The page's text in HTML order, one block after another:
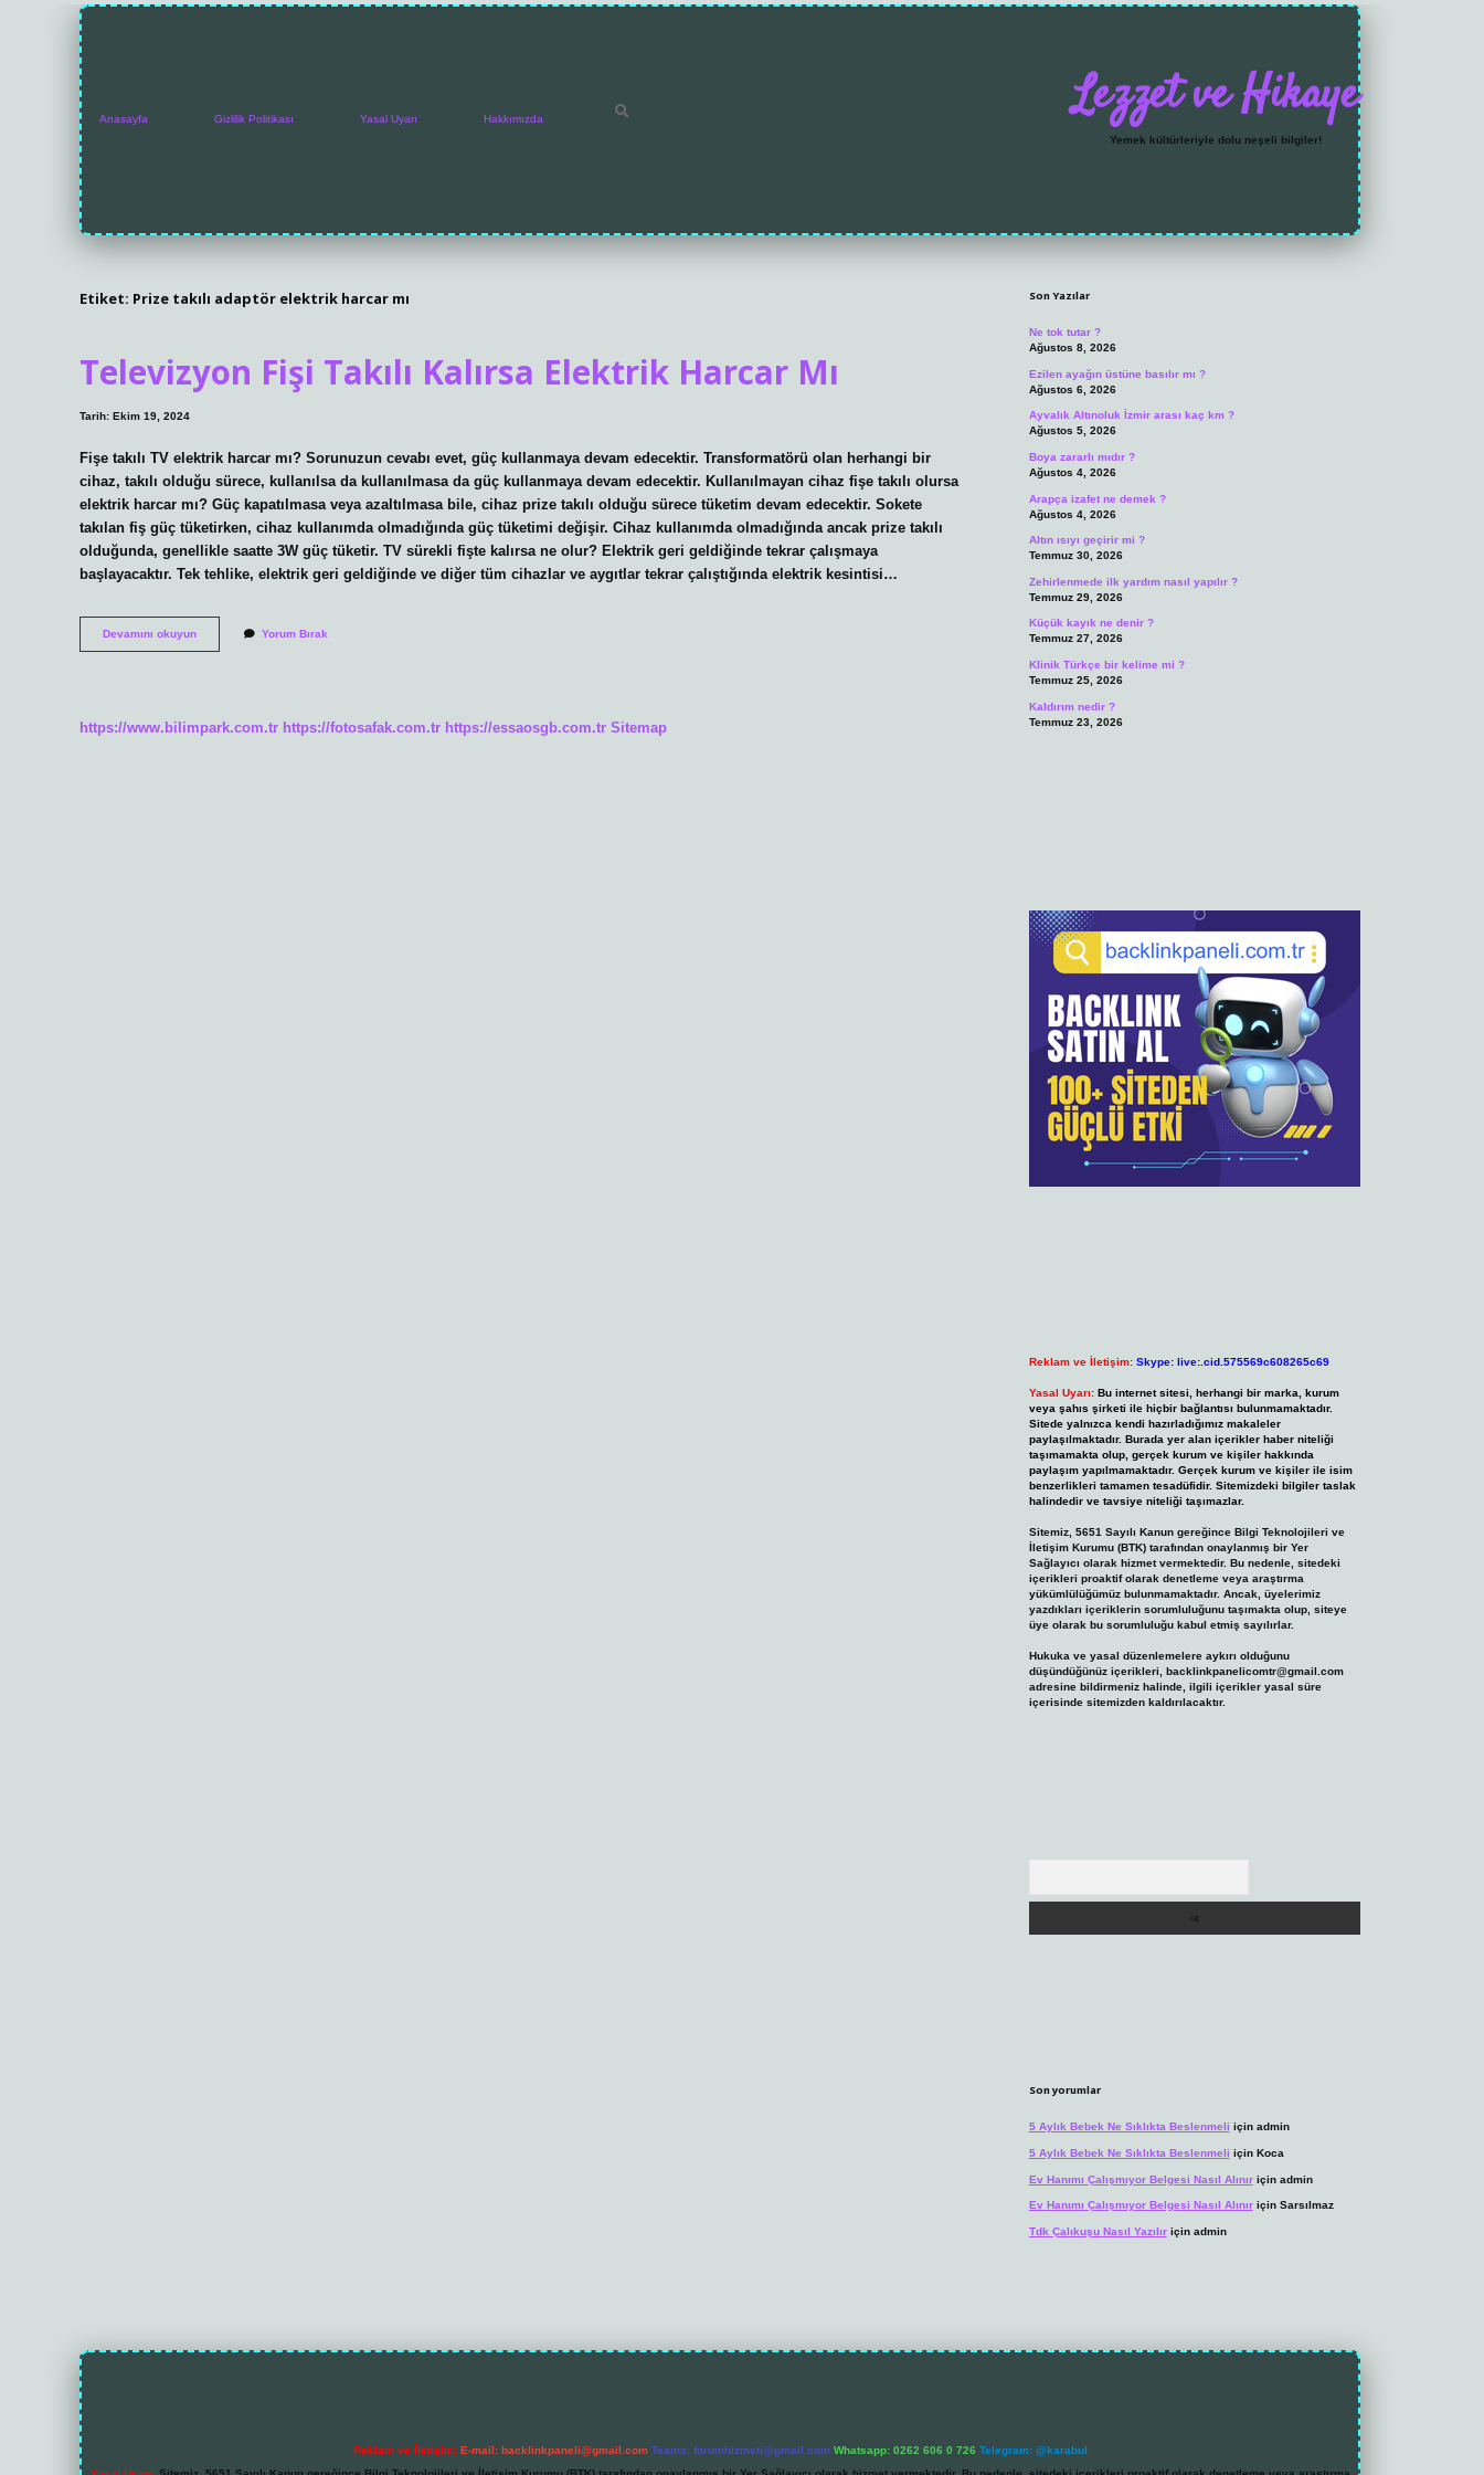
Anasayfa Gizlilik Politikası Yasal Uyarı Hakkımızda Lezzet ve Hikaye
Yemek kültürleriyle dolu neşeli bilgiler!
Etiket: Prize takılı adaptör elektrik harcar mı
Televizyon Fişi Takılı Kalırsa Elektrik Harcar Mı
Tarih: Ekim 19, 2024
Fişe takılı TV elektrik harcar mı? Sorunuzun cevabı evet, güç kullanmaya devam edecektir. Transformatörü olan herhangi bir
cihaz, takılı olduğu sürece, kullanılsa da kullanılmasa da güç kullanmaya devam edecektir. Kullanılmayan cihaz fişe takılı olursa
elektrik harcar mı? Güç kapatılmasa veya azaltılmasa bile, cihaz prize takılı olduğu sürece tüketim devam edecektir. Sokete
takılan fiş güç tüketirken, cihaz kullanımda olmadığında güç tüketimi değişir. Cihaz kullanımda olmadığında ancak prize takılı
olduğunda, genellikle saatte 3W güç tüketir. TV sürekli fişte kalırsa ne olur? Elektrik geri geldiğinde tekrar çalışmaya
başlayacaktır. Tek tehlike, elektrik geri geldiğinde ve diğer tüm cihazlar ve aygıtlar tekrar çalıştığında elektrik kesintisi…
Devamını okuyunTelevizyon
Fişi
Mı
Yorum Bırak
https://www.bilimpark.com.tr https://fotosafak.com.tr https://essaosgb.com.tr Sitemap
Sidebar
Son Yazılar
Ne tok tutar ?
Ağustos 8, 2026
Ezilen ayağın üstüne basılır mı ?
Ağustos 6, 2026
Ayvalık Altınoluk İzmir arası kaç km ?
Ağustos 5, 2026
Boya zararlı mıdır ?
Ağustos 4, 2026
Arapça izafet ne demek ?
Ağustos 4, 2026
Altın ısıyı geçirir mi ?
Temmuz 30, 2026
Zehirlenmede ilk yardım nasıl yapılır ?
Temmuz 29, 2026
Küçük kayık ne denir ?
Temmuz 27, 2026
Klinik Türkçe bir kelime mi ?
Temmuz 25, 2026
Kaldırım nedir ?
Temmuz 23, 2026
Reklam ve İletişim: Skype: live:.cid.575569c608265c69
Yasal Uyarı: Bu internet sitesi, herhangi bir marka, kurum
veya şahıs şirketi ile hiçbir bağlantısı bulunmamaktadır.
Sitede yalnızca kendi hazırladığımız makaleler
paylaşılmaktadır. Burada yer alan içerikler haber niteliği
taşımamakta olup, gerçek kurum ve kişiler hakkında
paylaşım yapılmamaktadır. Gerçek kurum ve kişiler ile isim
benzerlikleri tamamen tesadüfidir. Sitemizdeki bilgiler taslak
halindedir ve tavsiye niteliği taşımazlar.
Sitemiz, 5651 Sayılı Kanun gereğince Bilgi Teknolojileri ve
İletişim Kurumu (BTK) tarafından onaylanmış bir Yer
Sağlayıcı olarak hizmet vermektedir. Bu nedenle, sitedeki
içerikleri proaktif olarak denetleme veya araştırma
yükümlülüğümüz bulunmamaktadır. Ancak, üyelerimiz
yazdıkları içeriklerin sorumluluğunu taşımakta olup, siteye
üye olarak bu sorumluluğu kabul etmiş sayılırlar.
Hukuka ve yasal düzenlemelere aykırı olduğunu
düşündüğünüz içerikleri, backlinkpanelicomtr@gmail.com
adresine bildirmeniz halinde, ilgili içerikler yasal süre
içerisinde sitemizden kaldırılacaktır.
Son yorumlar
5 Aylık Bebek Ne Sıklıkta Beslenmeli için admin
5 Aylık Bebek Ne Sıklıkta Beslenmeli için Koca
Ev Hanımı Çalışmıyor Belgesi Nasıl Alınıriçin admin
Ev Hanımı Çalışmıyor Belgesi Nasıl Alınıriçin Sarsılmaz
Tdk Çalıkuşu Nasıl Yazılıriçin admin
Reklam ve İletişim: E-mail: backlinkpaneli@gmail.com Teams: forumhizmeti@gmail.com Whatsapp: 0262 606 0 726 Telegram: @karabul